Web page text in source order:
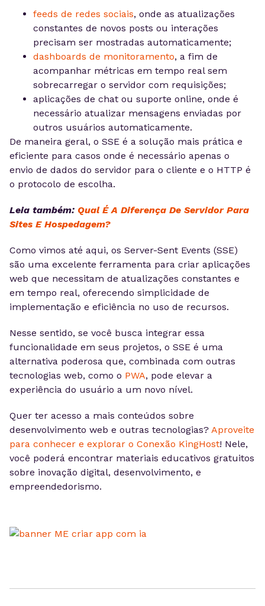
feeds de redes sociais, onde as atualizações
constantes de novos posts ou interações
precisam ser mostradas automaticamente;
dashboards de monitoramento, a fim de
acompanhar métricas em tempo real sem
sobrecarregar o servidor com requisições;
aplicações de chat ou suporte online, onde é
necessário atualizar mensagens enviadas por
outros usuários automaticamente.
De maneira geral, o SSE é a solução mais prática e
eficiente para casos onde é necessário apenas o
envio de dados do servidor para o cliente e o HTTP é
o protocolo de escolha.
Leia também: Qual É A Diferença De Servidor Para
Sites E Hospedagem?
Como vimos até aqui, os Server-Sent Events (SSE)
são uma excelente ferramenta para criar aplicações
web que necessitam de atualizações constantes e
em tempo real, oferecendo simplicidade de
implementação e eficiência no uso de recursos.
Nesse sentido, se você busca integrar essa
funcionalidade em seus projetos, o SSE é uma
alternativa poderosa que, combinada com outras
tecnologias web, como o PWA, pode elevar a
experiência do usuário a um novo nível.
Quer ter acesso a mais conteúdos sobre
desenvolvimento web e outras tecnologias? Aproveite
para conhecer e explorar o Conexão KingHost! Nele,
você poderá encontrar materiais educativos gratuitos
sobre inovação digital, desenvolvimento, e
empreendedorismo.